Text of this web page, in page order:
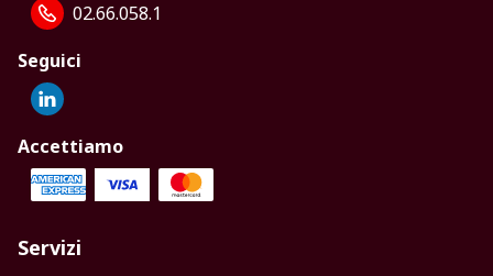
02.66.058.1
Seguici
Accettiamo
Servizi